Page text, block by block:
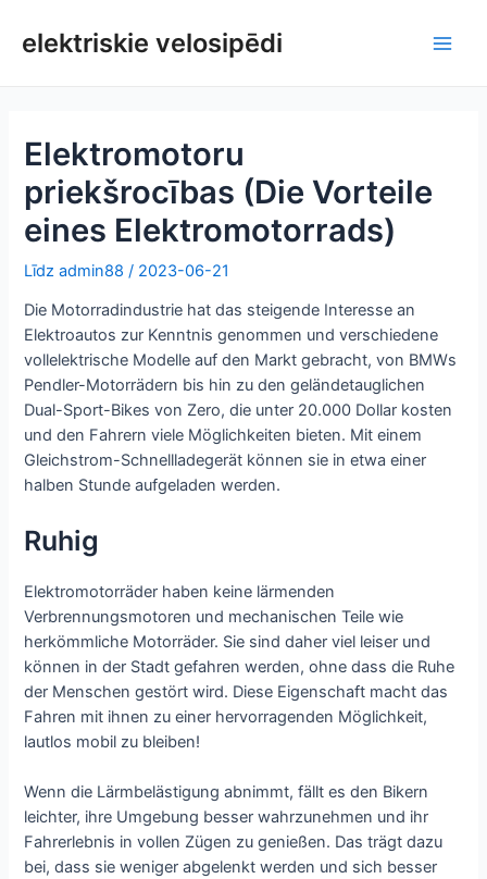
elektriskie velosipēdi
Elektromotoru
priekšrocības (Die Vorteile
eines Elektromotorrads)
Līdzadmin88/ 2023-06-21
Die Motorradindustrie hat das steigende Interesse an
Elektroautos zur Kenntnis genommen und verschiedene
vollelektrische Modelle auf den Markt gebracht, von BMWs
Pendler-Motorrädern bis hin zu den geländetauglichen
Dual-Sport-Bikes von Zero, die unter 20.000 Dollar kosten
und den Fahrern viele Möglichkeiten bieten. Mit einem
Gleichstrom-Schnellladegerät können sie in etwa einer
halben Stunde aufgeladen werden.
Ruhig
Elektromotorräder haben keine lärmenden
Verbrennungsmotoren und mechanischen Teile wie
herkömmliche Motorräder. Sie sind daher viel leiser und
können in der Stadt gefahren werden, ohne dass die Ruhe
der Menschen gestört wird. Diese Eigenschaft macht das
Fahren mit ihnen zu einer hervorragenden Möglichkeit,
lautlos mobil zu bleiben!
Wenn die Lärmbelästigung abnimmt, fällt es den Bikern
leichter, ihre Umgebung besser wahrzunehmen und ihr
Fahrerlebnis in vollen Zügen zu genießen. Das trägt dazu
bei, dass sie weniger abgelenkt werden und sich besser